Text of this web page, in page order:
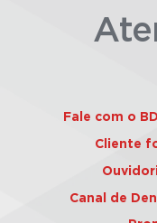
Fale com o
Cliente
Canal de